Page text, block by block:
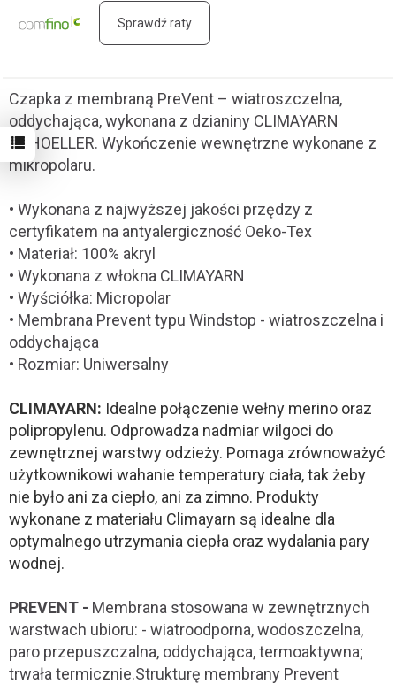
Sprawdź raty
Czapka z membraną PreVent – wiatroszczelna,
oddychająca, wykonana z dzianiny CLIMAYARN
SCHOELLER. Wykończenie wewnętrzne wykonane z
mikropolaru.
• Wykonana z najwyższej jakości przędzy z
certyfikatem na antyalergiczność Oeko-Tex
• Materiał: 100% akryl
• Wykonana z włokna CLIMAYARN
• Wyściółka: Micropolar
• Membrana Prevent typu Windstop - wiatroszczelna i
oddychająca
• Rozmiar: Uniwersalny
CLIMAYARN: Idealne połączenie wełny merino oraz
polipropylenu. Odprowadza nadmiar wilgoci do
zewnętrznej warstwy odzieży. Pomaga zrównoważyć
użytkownikowi wahanie temperatury ciała, tak żeby
nie było ani za ciepło, ani za zimno. Produkty
wykonane z materiału Climayarn są idealne dla
optymalnego utrzymania ciepła oraz wydalania pary
wodnej.
PREVENT - Membrana stosowana w zewnętrznych
warstwach ubioru: - wiatroodporna, wodoszczelna,
paro przepuszczalna, oddychająca, termoaktywna;
trwała termicznie.Strukturę membrany Prevent